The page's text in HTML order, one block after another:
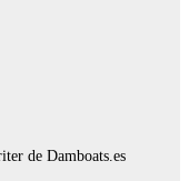
de Damboats.es